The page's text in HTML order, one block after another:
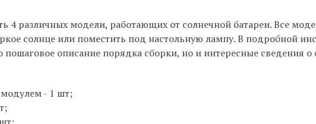
4 различных модели, работающих от солнечной батареи. Все
солнце или поместить под настольную лампу. В подробной
пошаговое описание порядка сборки, но и интересные сведения о
- 1 шт;